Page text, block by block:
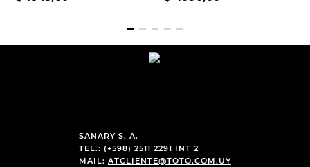
SANARY S. A.
TEL.: (+598) 2511 2291 INT 2
MAIL: ATCLIENTE@TOTO.COM.UY